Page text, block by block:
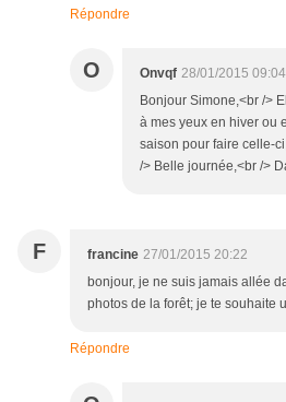
Répondre
O Onvqf 28/01/2015 09:04
Bonjour Simone,<br />
à mes yeux en hiver ou
saison pour faire celle-
/> Belle journée,<br />
F francine 27/01/2015 20:22
bonjour, je ne suis jamais allée
photos de la forêt; je te souhaite
Répondre